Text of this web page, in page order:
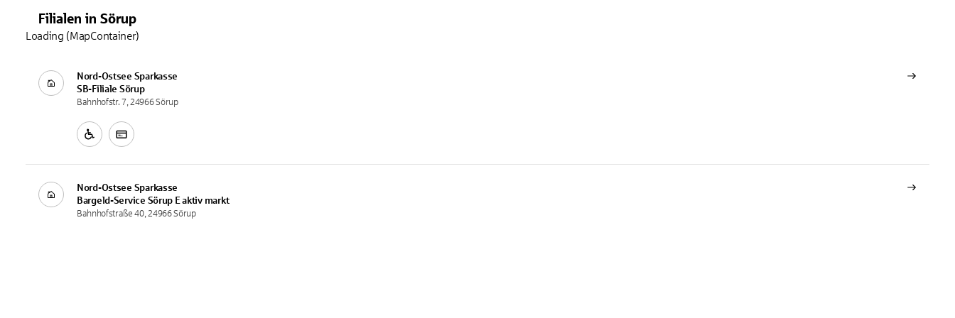
Filialen in Sörup
Nord-Ostsee Sparkasse
SB-Filiale Sörup
Bahnhofstr. 7, 24966 Sörup
Nord-Ostsee Sparkasse
Bargeld-Service Sörup E aktiv markt
Bahnhofstraße 40, 24966 Sörup
Loading (MapContainer)